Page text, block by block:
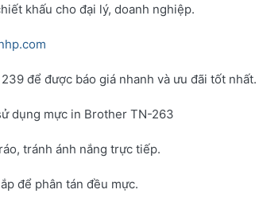
khấu cho đại lý, doanh nghiệp.
để được báo giá nhanh và ưu đãi tốt nhất.
dụng mực in Brother TN-263
tránh ánh nắng trực tiếp.
để phân tán đều mực.